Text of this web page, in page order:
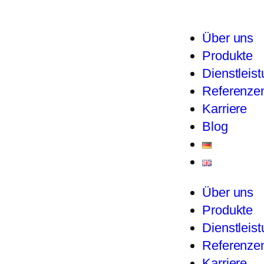
Über uns
Produkte
Karriere
Blog
Über uns
Produkte